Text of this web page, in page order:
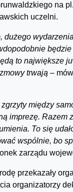
na
uczelni.
dużego
to największe
trwają –
między
imprezę. Razem
To się
wspólnie, bo
zarządu
przekazały
organizatorzy